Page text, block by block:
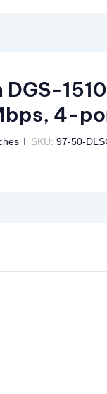
DGS-
4-
SKU: 97-50-